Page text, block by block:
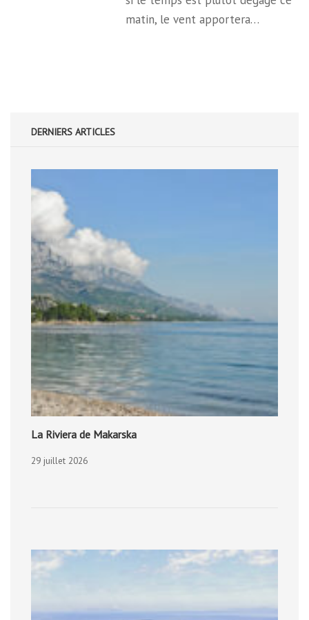
matin, le vent apportera…
DERNIERS ARTICLES
La Riviera de Makarska
29 juillet 2026